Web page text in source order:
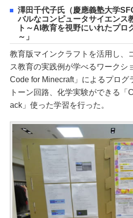
澤田千代子氏（慶應義塾大学
バルなコンピュータサイエンス
ト～AI教育を視野にいれたプロ
～」
教育版マインクラフトを活用し、
ス教育の実践例が学べるワークシ
Code for Minecraft」によるプログ
トーン回路、化学実験ができる「
ack」使った学習を行った。